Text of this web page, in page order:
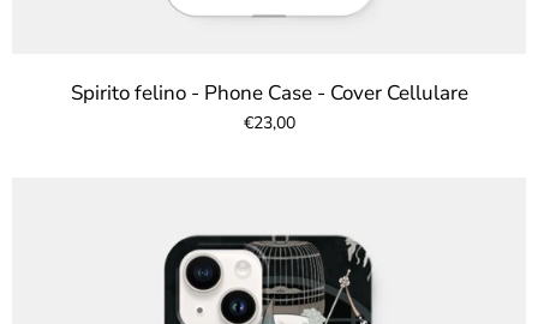
Spirito felino - Phone Case - Cover Cellulare
€23,00